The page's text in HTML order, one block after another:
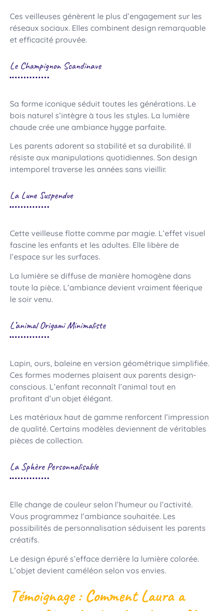
Ces veilleuses génèrent le plus d’engagement sur les
réseaux sociaux. Elles combinent design remarquable
et efficacité prouvée.
Le Champignon Scandinave
Sa forme iconique séduit toutes les générations. Le
bois naturel s’intègre à tous les styles. La lumière
chaude crée une ambiance hygge parfaite.
Les parents adorent sa stabilité et sa durabilité. Il
résiste aux manipulations quotidiennes. Son design
intemporel traverse les années sans vieillir.
La Lune Suspendue
Cette veilleuse flotte comme par magie. L’effet visuel
fascine les enfants et les adultes. Elle libère de
l’espace sur les surfaces.
La lumière se diffuse de manière homogène dans
toute la pièce. L’ambiance devient vraiment féerique
le soir venu.
L’animal Origami Minimaliste
Lapin, ours, baleine en version géométrique simplifiée.
Ces formes modernes plaisent aux parents design-
conscious. L’enfant reconnaît l’animal tout en
profitant d’un objet élégant.
Les matériaux haut de gamme renforcent l’impression
de qualité. Certains modèles deviennent de véritables
pièces de collection.
La Sphère Personnalisable
Elle change de couleur selon l’humeur ou l’activité.
Vous programmez l’ambiance souhaitée. Les
possibilités de personnalisation séduisent les parents
créatifs.
Le design épuré s’efface derrière la lumière colorée.
L’objet devient caméléon selon vos envies.
Témoignage : Comment Laura a